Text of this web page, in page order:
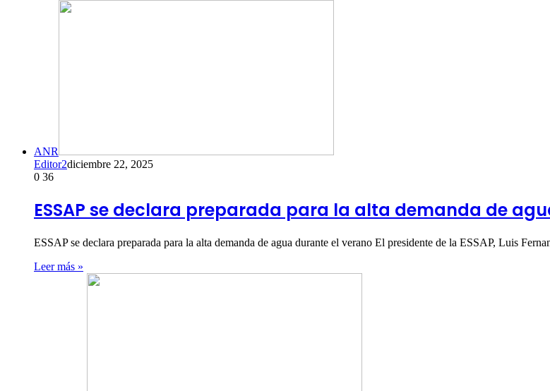
ANR
Editor2diciembre 22, 2025
0 36
ESSAP se declara preparada para la alta demanda de
ESSAP se declara preparada para la alta demanda de agua durante el verano El presidente de la ESSAP, Luis
Leer más »